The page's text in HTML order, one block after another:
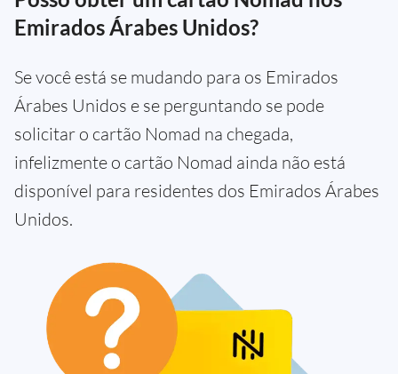
Emirados Árabes Unidos?
Se você está se mudando para os Emirados
Árabes Unidos e se perguntando se pode
solicitar o cartão Nomad na chegada,
infelizmente o cartão Nomad ainda não está
disponível para residentes dos Emirados Árabes
Unidos.